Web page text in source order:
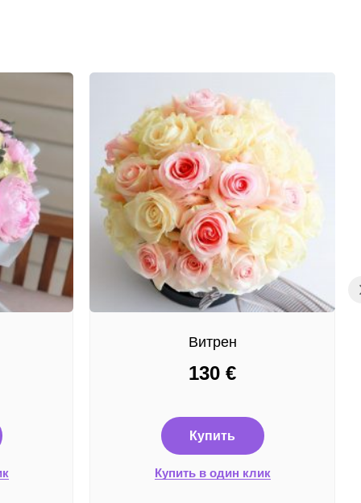
Витрен
130 €
Купить
Купить в один клик